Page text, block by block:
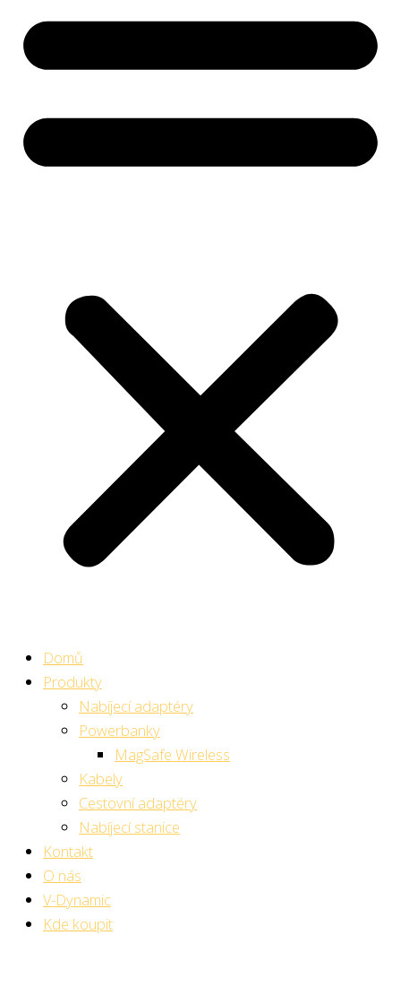
Domů
Produkty
Nabíjecí adaptéry
Powerbanky
MagSafe Wireless
Kabely
Cestovní adaptéry
Nabíjecí stanice
Kontakt
O nás
V-Dynamic
Kde koupit